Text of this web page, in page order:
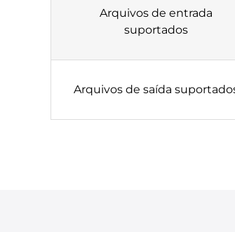
Arquivos de entrada
suportados
Arquivos de saída